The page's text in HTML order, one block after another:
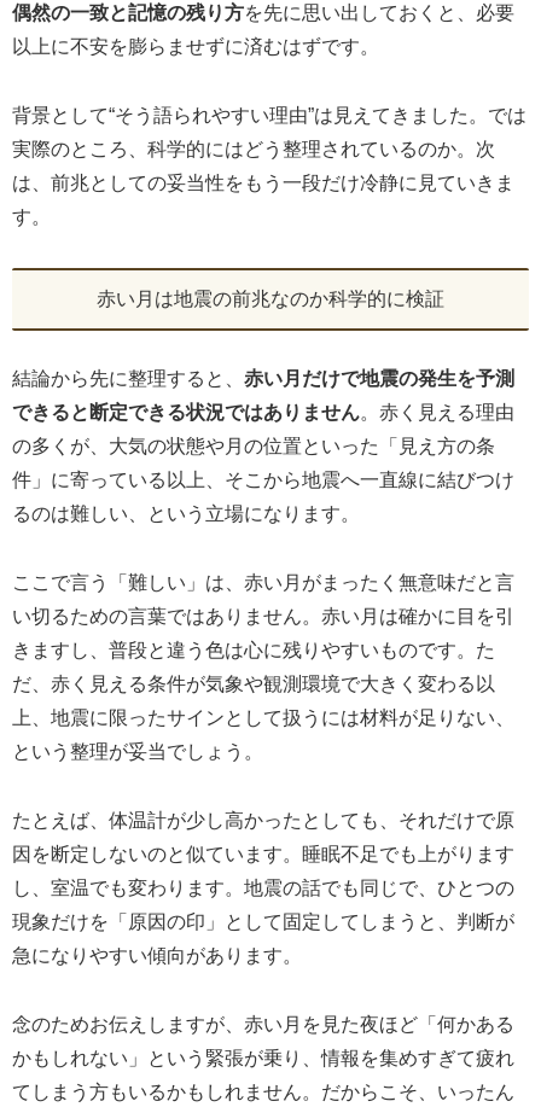
偶然の一致と記憶の残り方を先に思い出しておくと、必要
以上に不安を膨らませずに済むはずです。
背景として“そう語られやすい理由”は見えてきました。では
実際のところ、科学的にはどう整理されているのか。次
は、前兆としての妥当性をもう一段だけ冷静に見ていきま
す。
赤い月は地震の前兆なのか科学的に検証
結論から先に整理すると、 赤い月だけで地震の発生を予測
できると断定できる状況ではありません。赤く見える理由
の多くが、大気の状態や月の位置といった「見え方の条
件」に寄っている以上、そこから地震へ一直線に結びつけ
るのは難しい、という立場になります。
ここで言う「難しい」は、赤い月がまったく無意味だと言
い切るための言葉ではありません。赤い月は確かに目を引
きますし、普段と違う色は心に残りやすいものです。た
だ、赤く見える条件が気象や観測環境で大きく変わる以
上、地震に限ったサインとして扱うには材料が足りない、
という整理が妥当でしょう。
たとえば、体温計が少し高かったとしても、それだけで原
因を断定しないのと似ています。睡眠不足でも上がります
し、室温でも変わります。地震の話でも同じで、ひとつの
現象だけを「原因の印」として固定してしまうと、判断が
急になりやすい傾向があります。
念のためお伝えしますが、赤い月を見た夜ほど「何かある
かもしれない」という緊張が乗り、情報を集めすぎて疲れ
てしまう方もいるかもしれません。だからこそ、いったん